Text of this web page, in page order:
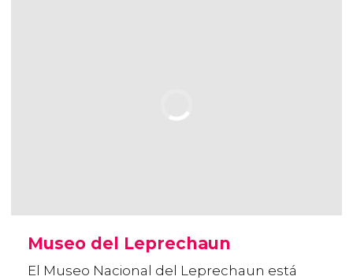
Museo del Leprechaun
El Museo Nacional del Leprechaun está